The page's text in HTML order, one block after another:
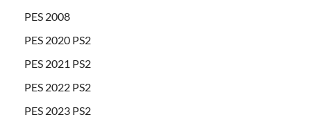
PES 2008
PES 2020 PS2
PES 2021 PS2
PES 2022 PS2
PES 2023 PS2